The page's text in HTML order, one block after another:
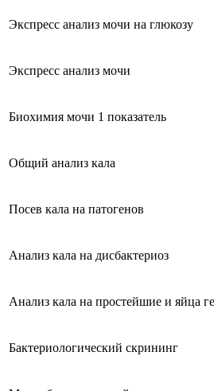
Экспресс анализ мочи на глюкозу
Экспресс анализ мочи
Биохимия мочи 1 показатель
Общий анализ кала
Посев кала на патогенов
Анализ кала на дисбактериоз
Анализ кала на простейшие и яйца
Бактериологический скрининг